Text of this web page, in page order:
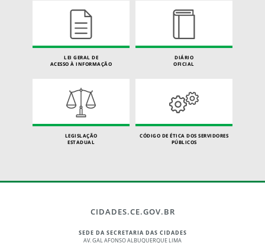
LEI GERAL DE
ACESSO À INFORMAÇÃO
DIÁRIO
OFICIAL
LEGISLAÇÃO
ESTADUAL
CÓDIGO DE ÉTICA DOS SERVIDORES
PÚBLICOS
CIDADES.CE.GOV.BR
SEDE DA SECRETARIA DAS CIDADES
AV. GAL AFONSO ALBUQUERQUE LIMA